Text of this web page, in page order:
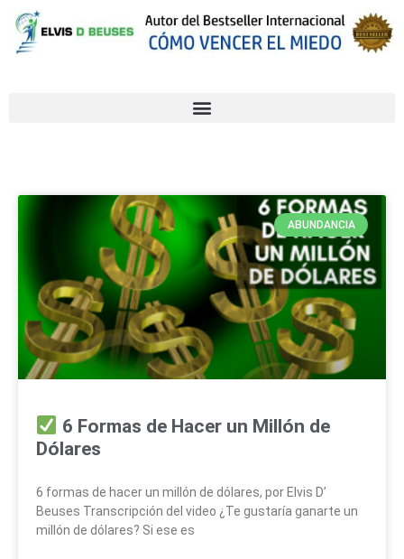
ABUNDANCIA
6 Formas de Hacer un Millón de
Dólares
6 formas de hacer un millón de dólares, por Elvis D’
Beuses Transcripción del video ¿Te gustaría ganarte un
millón de dólares? Si ese es